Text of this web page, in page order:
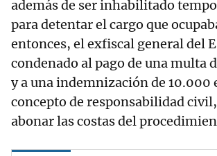
además de ser inhabilitado
para detentar el cargo que
entonces, el exfiscal general del
condenado al pago de una multa
y a una indemnización de 10.000
concepto de responsabilidad
abonar las costas del